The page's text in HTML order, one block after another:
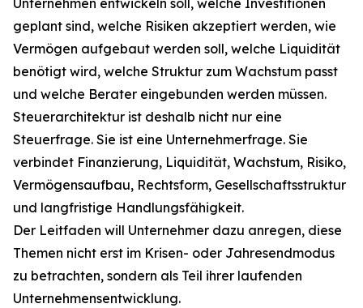
Unternehmen entwickeln soll, welche Investitionen
geplant sind, welche Risiken akzeptiert werden, wie
Vermögen aufgebaut werden soll, welche Liquidität
benötigt wird, welche Struktur zum Wachstum passt
und welche Berater eingebunden werden müssen.
Steuerarchitektur ist deshalb nicht nur eine
Steuerfrage. Sie ist eine Unternehmerfrage. Sie
verbindet Finanzierung, Liquidität, Wachstum, Risiko,
Vermögensaufbau, Rechtsform, Gesellschaftsstruktur
und langfristige Handlungsfähigkeit.
Der Leitfaden will Unternehmer dazu anregen, diese
Themen nicht erst im Krisen- oder Jahresendmodus
zu betrachten, sondern als Teil ihrer laufenden
Unternehmensentwicklung.